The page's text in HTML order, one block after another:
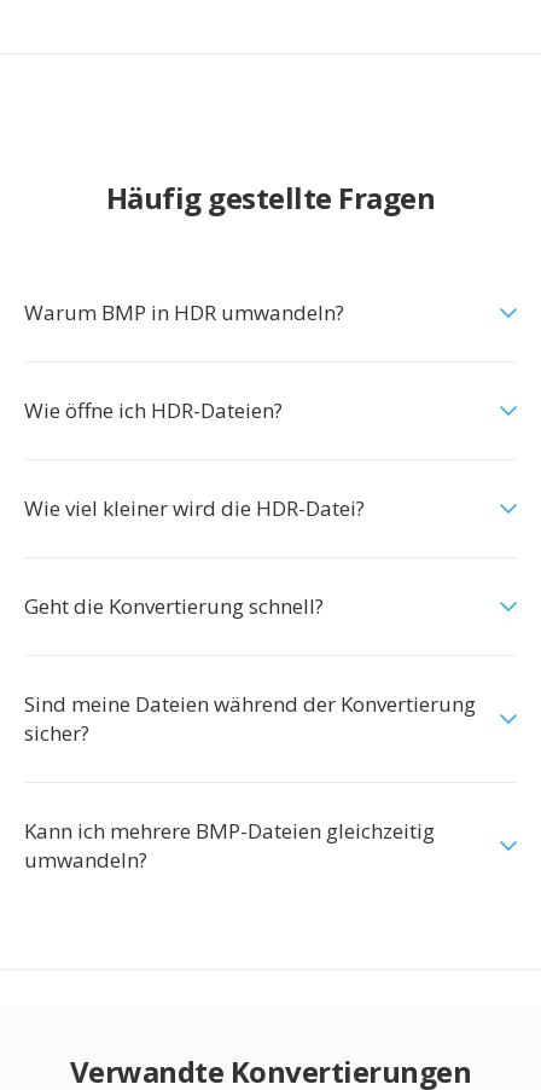
Häufig gestellte Fragen
Warum BMP in HDR umwandeln?
Wie öffne ich HDR-Dateien?
Wie viel kleiner wird die HDR-Datei?
Geht die Konvertierung schnell?
Sind meine Dateien während der Konvertierung
sicher?
Kann ich mehrere BMP-Dateien gleichzeitig
umwandeln?
Verwandte Konvertierungen